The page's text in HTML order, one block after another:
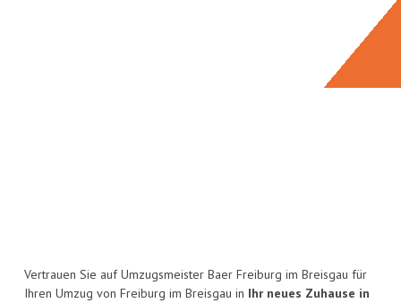
Vertrauen Sie auf Umzugsmeister Baer Freiburg im Breisgau für
Ihren Umzug von Freiburg im Breisgau in Ihr neues Zuhause in